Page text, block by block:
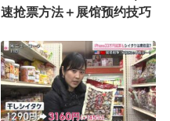
速抢票方法＋展馆预约技巧